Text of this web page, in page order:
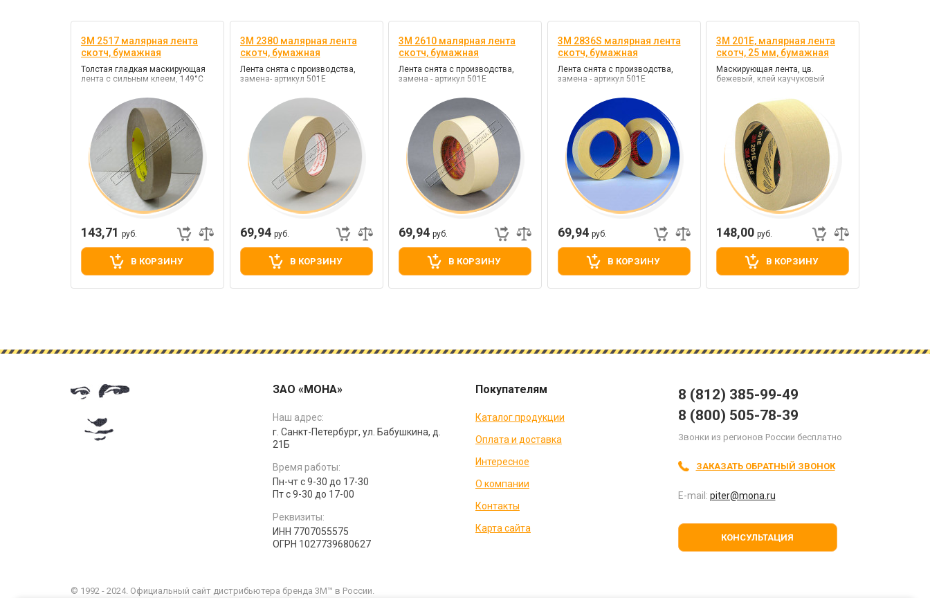
3M 2517 малярная лента
скотч, бумажная
Толстая гладкая маскирующая
лента с сильным клеем, 149°C
143,71 руб.
В КОРЗИНУ
3M 2380 малярная лента
скотч, бумажная
Лента снята с производства,
замена- артикул 501Е
69,94 руб.
В КОРЗИНУ
3M 2610 малярная лента
скотч, бумажная
Лента снята с производства,
замена - артикул 501Е
69,94 руб.
В КОРЗИНУ
3M 2836S малярная лента
скотч, бумажная
Лента снята с производства,
замена - артикул 501E
69,94 руб.
В КОРЗИНУ
3M 201E, малярная лента
скотч, 25 мм, бумажная
Маскирующая лента, цв.
бежевый, клей каучуковый
148,00 руб.
В КОРЗИНУ
ЗАО «МОНА»
Наш адрес:
г. Санкт-Петербург, ул. Бабушкина, д.
21Б
Время работы:
Пн-чт с 9-30 до 17-30
Пт с 9-30 до 17-00
Реквизиты:
ИНН 7707055575
ОГРН 1027739680627
Покупателям
Каталог продукции
Оплата и доставка
Интересное
О компании
Контакты
Карта сайта
© 1992 - 2024. Официальный сайт дистрибьютера бренда 3M™ в России.
8 (812) 385-99-49
8 (800) 505-78-39
Звонки из регионов России бесплатно
ЗАКАЗАТЬ ОБРАТНЫЙ ЗВОНОК
E-mail: piter@mona.ru
КОНСУЛЬТАЦИЯ